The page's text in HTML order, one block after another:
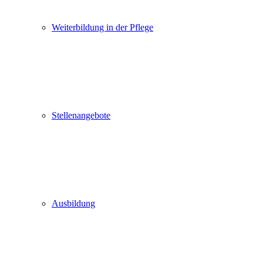
Weiterbildung in der Pflege
Stellenangebote
Ausbildung